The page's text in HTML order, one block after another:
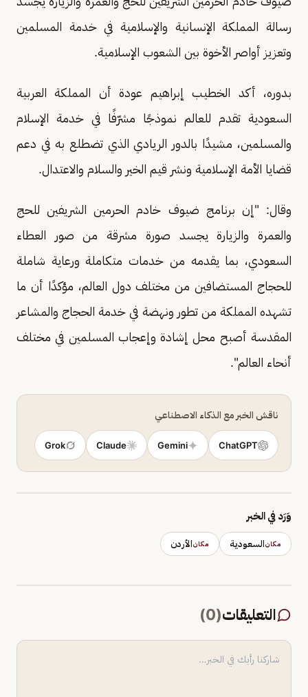
رسالة المملكة الإنسانية والإسلامية في خدمة المسلمين
وتعزيز أواصر الأخوة بين الشعوب الإسلامية.
بدوره، أكد الخطيب إبراهيم عودة أن المملكة العربية
السعودية تقدم للعالم نموذجًا مشرّفًا في خدمة الإسلام
والمسلمين، مشيدًا بالدور الريادي الذي تضطلع به في دعم
قضايا الأمة الإسلامية ونشر قيم الخير والسلام والاعتدال.
وقال: "إن برنامج ضيوف خادم الحرمين الشريفين للحج
والعمرة والزيارة يجسد صورة مشرقة من صور العطاء
السعودي، بما يقدمه من خدمات متكاملة ورعاية شاملة
للحجاج المستضافين من مختلف دول العالم، مؤكدًا أن ما
تشهده المملكة من تطور ونهضة في خدمة الحجاج والمشاعر
المقدسة أصبح محل إشادة وإعجاب المسلمين في مختلف
أنحاء العالم".
ناقش الخبر مع الذكاء الاصطناعي
ChatGPT
Gemini
Claude
Grok
وَرَد في الخبر
مكانالسعودية مكانالأردن
التعليقات(
0
)